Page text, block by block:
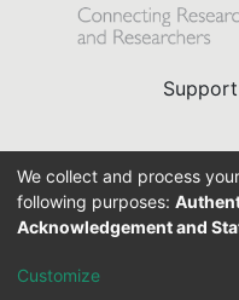
We collect and process
following purposes:
Acknowledgement and
Customize